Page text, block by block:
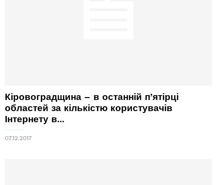
Кіровоградщина – в останній п’ятірці
областей за кількістю користувачів
Інтернету в...
07.12.2017